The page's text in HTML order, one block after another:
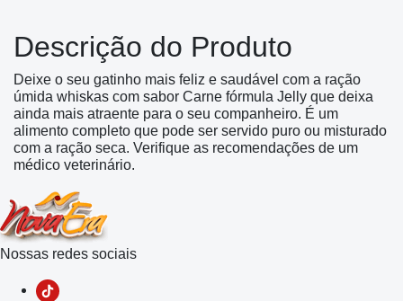
Descrição do Produto
Deixe o seu gatinho mais feliz e saudável com a ração
úmida whiskas com sabor Carne fórmula Jelly que deixa
ainda mais atraente para o seu companheiro. É um
alimento completo que pode ser servido puro ou misturado
com a ração seca. Verifique as recomendações de um
médico veterinário.
Nossas redes sociais